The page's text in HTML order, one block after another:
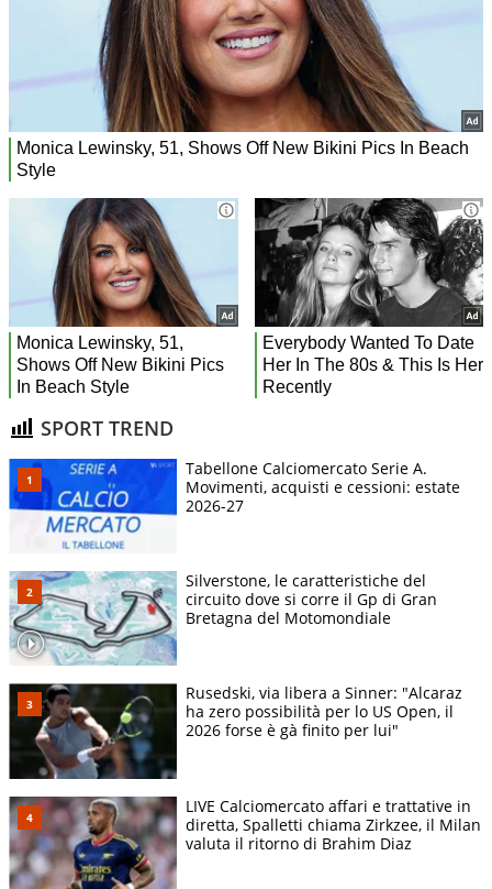
SPORT TREND
Tabellone Calciomercato Serie A.
Movimenti, acquisti e cessioni: estate
2026-27
Silverstone, le caratteristiche del
circuito dove si corre il Gp di Gran
Bretagna del Motomondiale
Rusedski, via libera a Sinner: "Alcaraz
ha zero possibilità per lo US Open, il
2026 forse è gà finito per lui"
LIVE Calciomercato affari e trattative in
diretta, Spalletti chiama Zirkzee, il Milan
valuta il ritorno di Brahim Diaz